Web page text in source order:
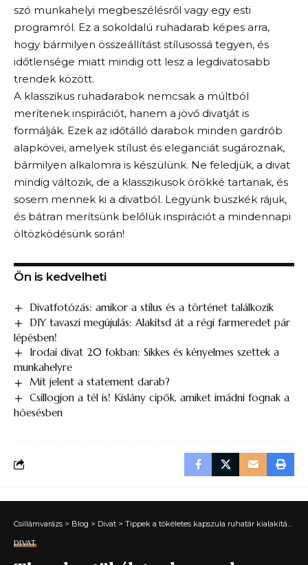
szó munkahelyi megbeszélésről vagy egy esti
programról. Ez a sokoldalú ruhadarab képes arra,
hogy bármilyen összeállítást stílusossá tegyen, és
időtlensége miatt mindig ott lesz a legdivatosabb
trendek között.
A klasszikus ruhadarabok nemcsak a múltból
merítenek inspirációt, hanem a jövő divatját is
formálják. Ezek az időtálló darabok minden gardrób
alapkövei, amelyek stílust és eleganciát sugároznak,
bármilyen alkalomra is készülünk. Ne feledjük, a divat
mindig változik, de a klasszikusok örökké tartanak, és
sosem mennek ki a divatból. Legyünk büszkék rájuk,
és bátran merítsünk belőlük inspirációt a mindennapi
öltözködésünk során!
Ön is kedvelheti
Divatfotózás: amikor a stílus és a történet találkozik
DIY tavaszi megújulás: Alakítsd át a régi farmeredet pár
lépésben!
Irodai divat 20 fokban: Sikkes és kényelmes szettek a
munkahelyre
Mit jelent a statement darab?
Csillogjon a tél is! Kislány cipők, amiket imádni fognak a
hóesésben
Csillámvarázs > Blog > Divat > Tippek a tökéletes kapszula ruhatár kialakításához – Egyszerű és praktikus öltözködés
DIVAT